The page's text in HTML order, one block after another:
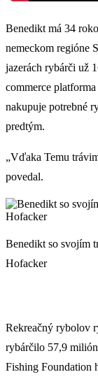
Benedikt má 34
nemeckom regióne
jazerách rybárči už
commerce
nakupuje potrebné
predtým.
„Vďaka Temu
povedal.
Benedikt so svojím
Hofacker
Rekreačný rybolov
rybárčilo 57,9
Fishing Foundation